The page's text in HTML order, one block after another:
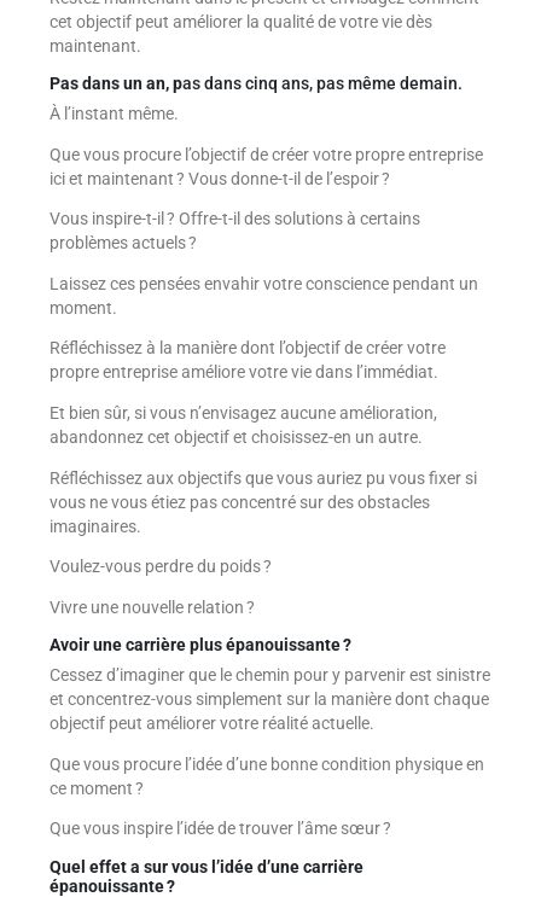
cet objectif peut améliorer la qualité de votre vie dès
maintenant.
Pas dans un an, pas dans cinq ans, pas même demain.
À l’instant même.
Que vous procure l’objectif de créer votre propre entreprise
ici et maintenant ? Vous donne-t-il de l’espoir ?
Vous inspire-t-il ? Offre-t-il des solutions à certains
problèmes actuels ?
Laissez ces pensées envahir votre conscience pendant un
moment.
Réfléchissez à la manière dont l’objectif de créer votre
propre entreprise améliore votre vie dans l’immédiat.
Et bien sûr, si vous n’envisagez aucune amélioration,
abandonnez cet objectif et choisissez-en un autre.
Réfléchissez aux objectifs que vous auriez pu vous fixer si
vous ne vous étiez pas concentré sur des obstacles
imaginaires.
Voulez-vous perdre du poids ?
Vivre une nouvelle relation ?
Avoir une carrière plus épanouissante ?
Cessez d’imaginer que le chemin pour y parvenir est sinistre
et concentrez-vous simplement sur la manière dont chaque
objectif peut améliorer votre réalité actuelle.
Que vous procure l’idée d’une bonne condition physique en
ce moment ?
Que vous inspire l’idée de trouver l’âme sœur ?
Quel effet a sur vous l’idée d’une carrière
épanouissante ?